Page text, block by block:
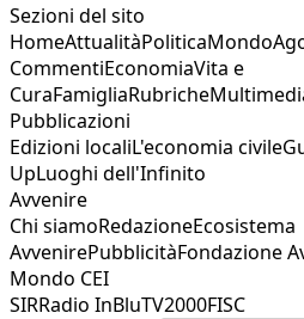
Sezioni del sito
HomeAttualitàPoliticaMondo
CommentiEconomiaVita e
CuraFamigliaRubriche
Pubblicazioni
Edizioni localiL'economia civile
UpLuoghi dell'Infinito
Avvenire
Chi siamoRedazioneEcosistema
AvvenirePubblicitàFondazione
Mondo CEI
SIRRadio InBluTV2000FISC